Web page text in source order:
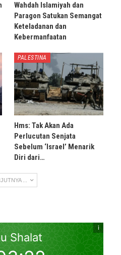
Wahdah Islamiyah dan
Paragon Satukan Semangat
Keteladanan dan
Kebermanfaatan
PALESTINA
Hms: Tak Akan Ada
Perlucutan Senjata
Sebelum ‘Israel’ Menarik
Diri dari…
...